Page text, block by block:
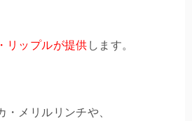
リップルが提供 します。
メリルリンチや、